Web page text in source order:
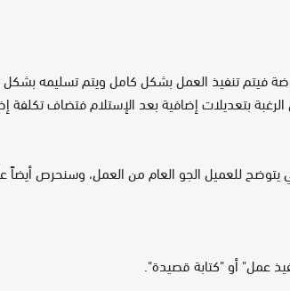
فيتم تنفيذ العمل بشكل كامل ويتم تسليمه
بتعديلات إضافية بعد الإستلام فتضاف تكلفة
للعميل الجو العام من العمل، وسنحرص أيضاً
عمل" أو "كتابة قصيدة".